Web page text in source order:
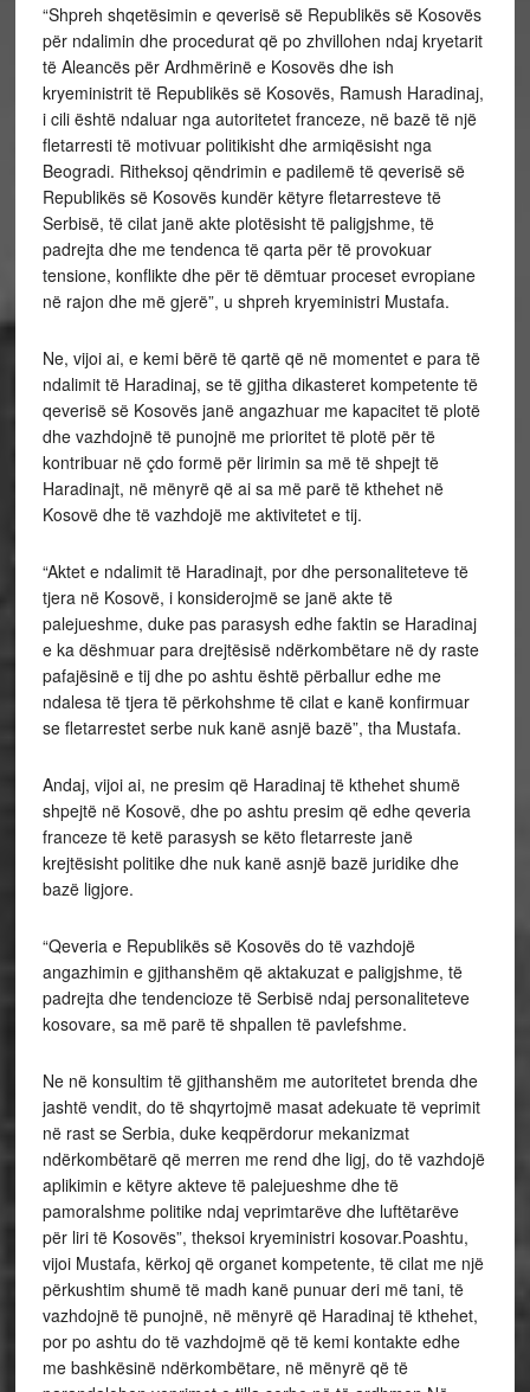
“Shpreh shqetësimin e qeverisë së Republikës së Kosovës
për ndalimin dhe procedurat që po zhvillohen ndaj kryetarit
të Aleancës për Ardhmërinë e Kosovës dhe ish
kryeministrit të Republikës së Kosovës, Ramush Haradinaj,
i cili është ndaluar nga autoritetet franceze, në bazë të një
fletarresti të motivuar politikisht dhe armiqësisht nga
Beogradi. Ritheksoj qëndrimin e padilemë të qeverisë së
Republikës së Kosovës kundër këtyre fletarresteve të
Serbisë, të cilat janë akte plotësisht të paligjshme, të
padrejta dhe me tendenca të qarta për të provokuar
tensione, konflikte dhe për të dëmtuar proceset evropiane
në rajon dhe më gjerë”, u shpreh kryeministri Mustafa.
Ne, vijoi ai, e kemi bërë të qartë që në momentet e para të
ndalimit të Haradinaj, se të gjitha dikasteret kompetente të
qeverisë së Kosovës janë angazhuar me kapacitet të plotë
dhe vazhdojnë të punojnë me prioritet të plotë për të
kontribuar në çdo formë për lirimin sa më të shpejt të
Haradinajt, në mënyrë që ai sa më parë të kthehet në
Kosovë dhe të vazhdojë me aktivitetet e tij.
“Aktet e ndalimit të Haradinajt, por dhe personaliteteve të
tjera në Kosovë, i konsiderojmë se janë akte të
palejueshme, duke pas parasysh edhe faktin se Haradinaj
e ka dëshmuar para drejtësisë ndërkombëtare në dy raste
pafajësinë e tij dhe po ashtu është përballur edhe me
ndalesa të tjera të përkohshme të cilat e kanë konfirmuar
se fletarrestet serbe nuk kanë asnjë bazë”, tha Mustafa.
Andaj, vijoi ai, ne presim që Haradinaj të kthehet shumë
shpejtë në Kosovë, dhe po ashtu presim që edhe qeveria
franceze të ketë parasysh se këto fletarreste janë
krejtësisht politike dhe nuk kanë asnjë bazë juridike dhe
bazë ligjore.
“Qeveria e Republikës së Kosovës do të vazhdojë
angazhimin e gjithanshëm që aktakuzat e paligjshme, të
padrejta dhe tendencioze të Serbisë ndaj personaliteteve
kosovare, sa më parë të shpallen të pavlefshme.
Ne në konsultim të gjithanshëm me autoritetet brenda dhe
jashtë vendit, do të shqyrtojmë masat adekuate të veprimit
në rast se Serbia, duke keqpërdorur mekanizmat
ndërkombëtarë që merren me rend dhe ligj, do të vazhdojë
aplikimin e këtyre akteve të palejueshme dhe të
pamoralshme politike ndaj veprimtarëve dhe luftëtarëve
për liri të Kosovës”, theksoi kryeministri kosovar.Poashtu,
vijoi Mustafa, kërkoj që organet kompetente, të cilat me një
përkushtim shumë të madh kanë punuar deri më tani, të
vazhdojnë të punojnë, në mënyrë që Haradinaj të kthehet,
por po ashtu do të vazhdojmë që të kemi kontakte edhe
me bashkësinë ndërkombëtare, në mënyrë që të